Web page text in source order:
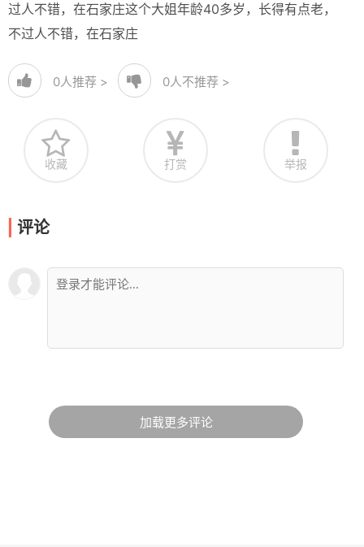
过人不错，在石家庄这个大姐年龄40多岁，长得有点老，
不过人不错，在石家庄
0人推荐 > 0人不推荐 >
收藏 打赏 举报
评论
加载更多评论